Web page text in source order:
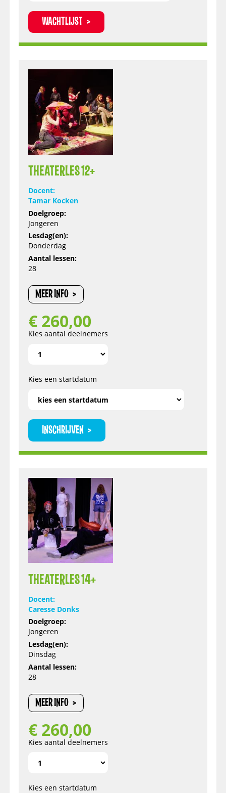
WACHTLIJST
THEATERLES 12+
Docent:
Tamar Kocken
Doelgroep:
Jongeren
Lesdag(en):
Donderdag
Aantal lessen:
28
MEER INFO
€ 260,00
Kies aantal deelnemers
Kies een startdatum
INSCHRIJVEN
THEATERLES 14+
Docent:
Caresse Donks
Doelgroep:
Jongeren
Lesdag(en):
Dinsdag
Aantal lessen:
28
MEER INFO
€ 260,00
Kies aantal deelnemers
Kies een startdatum